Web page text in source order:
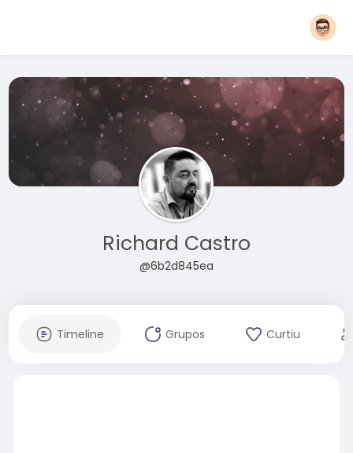
Richard Castro
@6b2d845ea
Timeline Grupos Curtiu